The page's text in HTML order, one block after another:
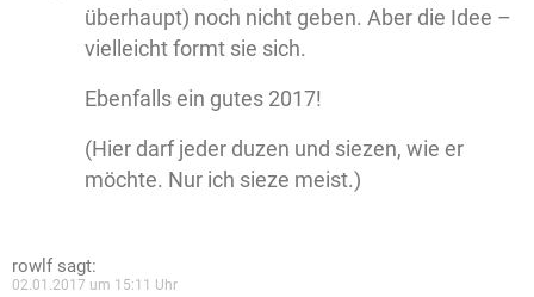
überhaupt) noch nicht geben. Aber die Idee –
vielleicht formt sie sich.
Ebenfalls ein gutes 2017!
(Hier darf jeder duzen und siezen, wie er
möchte. Nur ich sieze meist.)
rowlf sagt:
02.01.2017 um 15:11 Uhr